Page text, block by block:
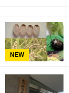
NEW